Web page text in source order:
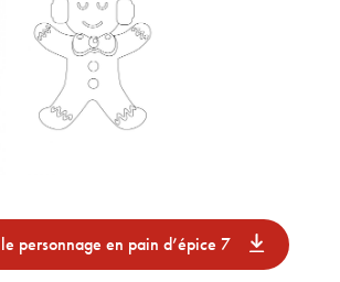
personnage en pain d’épice 7